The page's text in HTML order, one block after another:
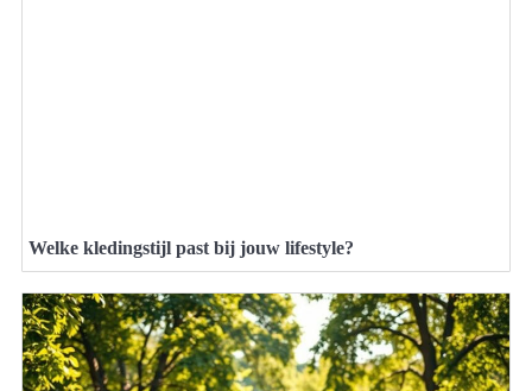
Welke kledingstijl past bij jouw lifestyle?